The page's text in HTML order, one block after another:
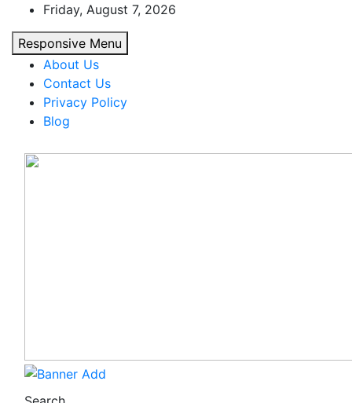
content
Friday, August 7, 2026
Responsive Menu
About Us
Contact Us
Privacy Policy
Blog